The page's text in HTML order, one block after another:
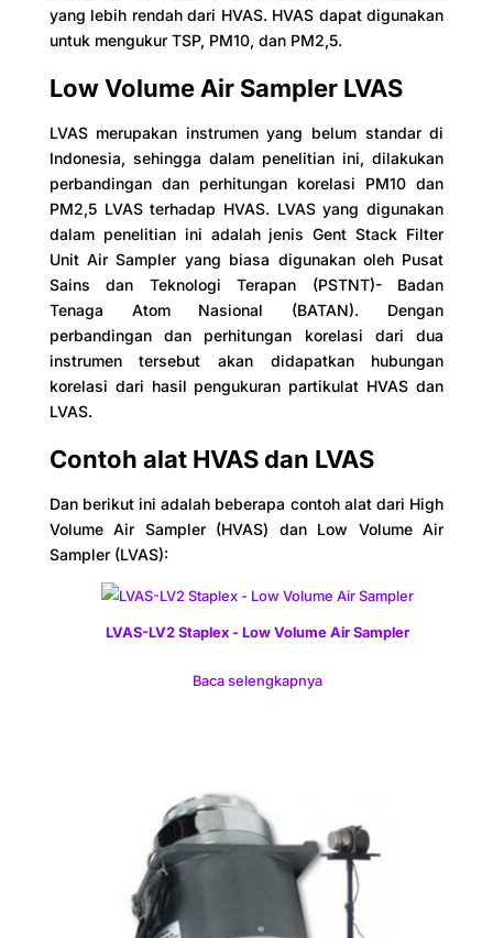
yang lebih rendah dari HVAS. HVAS dapat digunakan
untuk mengukur TSP, PM10, dan PM2,5.
Low Volume Air Sampler LVAS
LVAS merupakan instrumen yang belum standar di
Indonesia, sehingga dalam penelitian ini, dilakukan
perbandingan dan perhitungan korelasi PM10 dan
PM2,5 LVAS terhadap HVAS. LVAS yang digunakan
dalam penelitian ini adalah jenis Gent Stack Filter
Unit Air Sampler yang biasa digunakan oleh Pusat
Sains dan Teknologi Terapan (PSTNT)- Badan
Tenaga Atom Nasional (BATAN). Dengan
perbandingan dan perhitungan korelasi dari dua
instrumen tersebut akan didapatkan hubungan
korelasi dari hasil pengukuran partikulat HVAS dan
LVAS.
Contoh alat HVAS dan LVAS
Dan berikut ini adalah beberapa contoh alat dari High
Volume Air Sampler (HVAS) dan Low Volume Air
Sampler (LVAS):
LVAS-LV2 Staplex - Low Volume Air Sampler
Baca selengkapnya